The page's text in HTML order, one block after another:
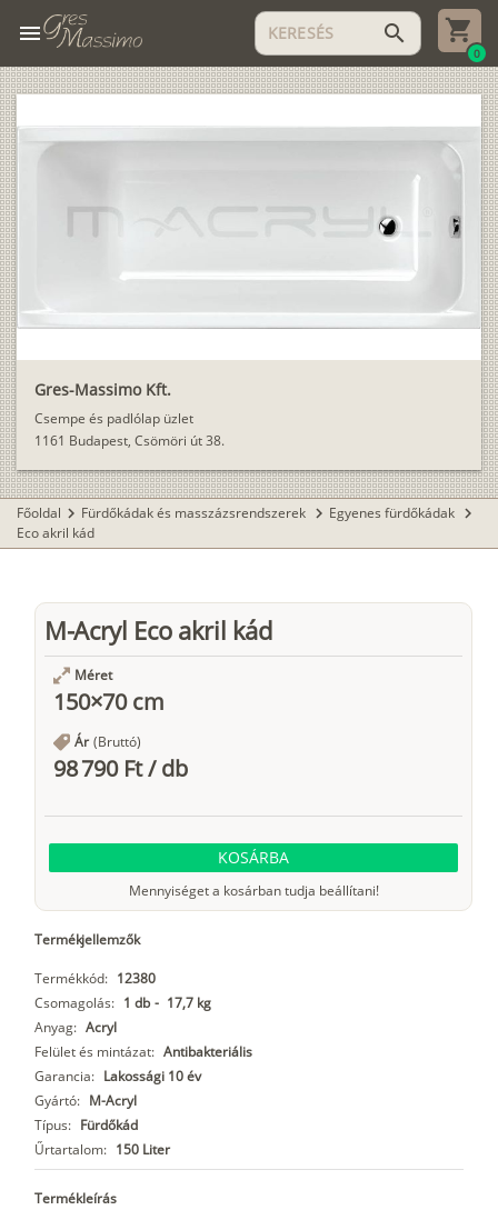
menu search
0
Gres-Massimo Kft.
Csempe és padlólap üzlet
1161 Budapest, Csömöri út 38.
Főoldal chevron_right Fürdőkádak és masszázsrendszerek chevron_right Egyenes fürdőkádak chevron_right
Eco akril kád
M-Acryl Eco akril kád
Méret
150×70 cm
Ár (Bruttó)
98 790 Ft/db
KOSÁRBA
Mennyiséget a kosárban tudja beállítani!
Termékjellemzők
Termékkód: 12380
Csomagolás: 1 db - 17,7 kg
Anyag: Acryl
Felület és mintázat: Antibakteriális
Garancia: Lakossági 10 év
Gyártó: M-Acryl
Típus: Fürdőkád
Űrtartalom: 150 Liter
Termékleírás